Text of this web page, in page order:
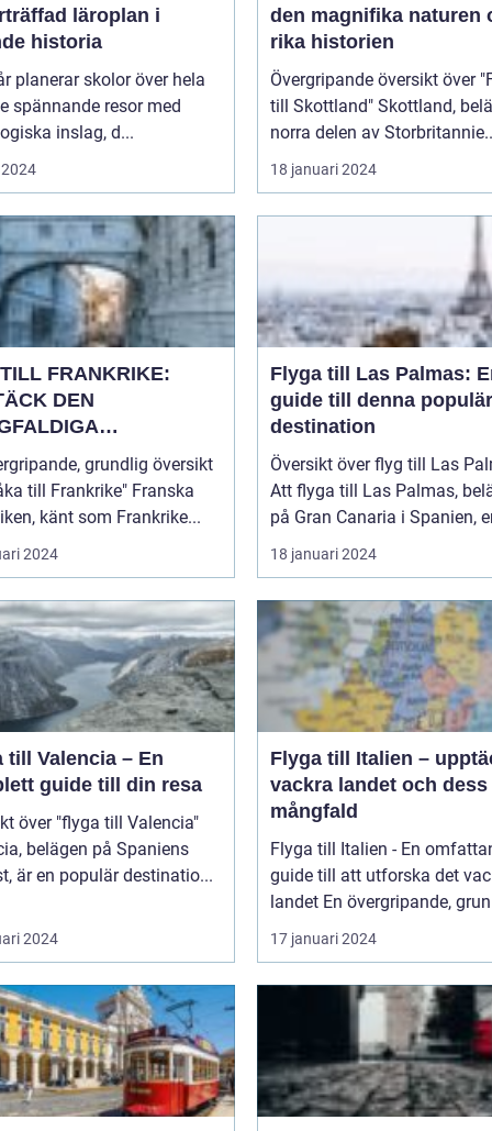
läroplan i
historia
planerar skolor över hela
spännande resor med
inslag, d...
den magnifika naturen
rika historien
Övergripande översikt över
till Skottland" Skottland, beläget i
norra delen av
18 januari 2024
FRANKRIKE:
DEN
grundlig översikt
till Frankrike" Franska
känt som Frankrike...
2024
Flyga till Las Palmas:
guide till denna
destination
Översikt över flyg till Las
Att flyga till Las Palmas,
på Gran Canaria i Spanien,
18 januari 2024
till Valencia – En
guide till din resa
över "flyga till Valencia"
belägen på Spaniens
är en populär destinatio...
2024
Flyga till Italien –
vackra landet och dess
mångfald
Flyga till Italien - En
guide till att utforska det
landet En övergripande,
17 januari 2024